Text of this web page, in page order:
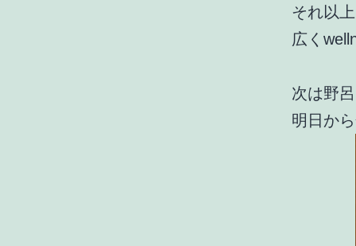
それ以
広く
次は野
明日か